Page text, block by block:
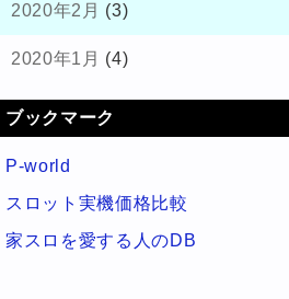
2020年2月 (3)
2020年1月 (4)
ブックマーク
P-world
スロット実機価格比較
家スロを愛する人のDB